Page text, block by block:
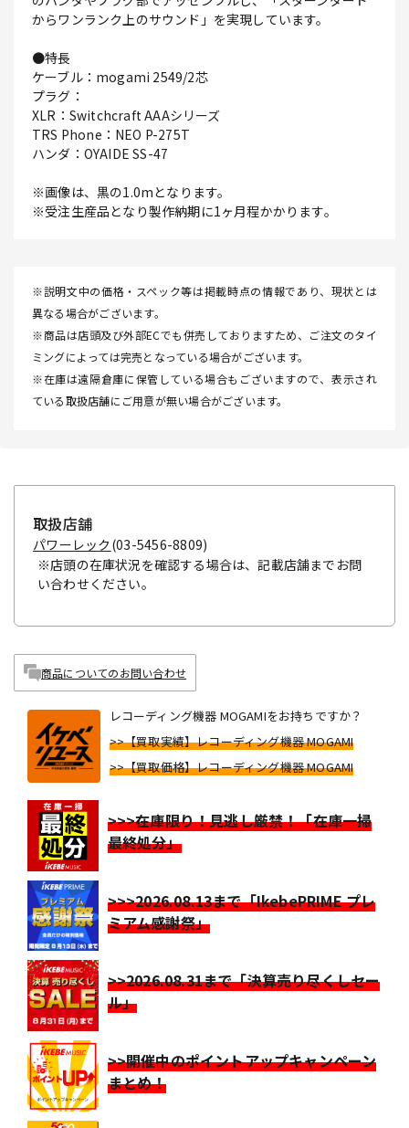
からワンランク上のサウンド」を実現しています。
●特長
ケーブル：mogami 2549/2芯
プラグ：
XLR：Switchcraft AAAシリーズ
TRS Phone：NEO P-275T
ハンダ：OYAIDE SS-47
※画像は、黒の1.0mとなります。
※受注生産品となり製作納期に1ヶ月程かかります。
※説明文中の価格・スペック等は掲載時点の情報であり、現状とは
異なる場合がございます。
※商品は店頭及び外部ECでも併売しておりますため、ご注文のタイ
ミングによっては完売となっている場合がございます。
※在庫は遠隔倉庫に保管している場合もございますので、表示され
ている取扱店舗にご用意が無い場合がございます。
取扱店舗
パワーレック (03-5456-8809)
※店頭の在庫状況を確認する場合は、記載店舗までお問
い合わせください。
商品についてのお問い合わせ
レコーディング機器 MOGAMIをお持ちですか？
>>【買取実績】レコーディング機器 MOGAMI
>>【買取価格】レコーディング機器 MOGAMI
>>>在庫限り！見逃し厳禁！「在庫一掃
最終処分」
>>>2026.08.13まで「IkebePRIME プレ
ミアム感謝祭」
>>2026.08.31まで「決算売り尽くしセー
ル」
>>開催中のポイントアップキャンペーン
まとめ！